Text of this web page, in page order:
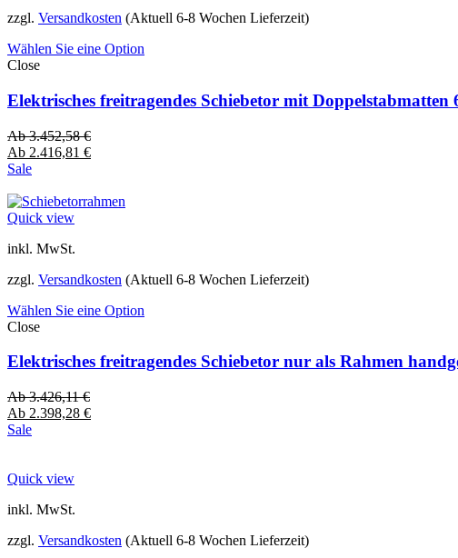
zzgl. Versandkosten (Aktuell 6-8 Wochen Lieferzeit)
Wählen Sie eine Option
Close
Elektrisches freitragendes Schiebetor mit
Ab3.452,58€
Ab 2.416,81 €
Sale
Quick view
inkl. MwSt.
zzgl. Versandkosten (Aktuell 6-8 Wochen Lieferzeit)
Wählen Sie eine Option
Close
Elektrisches freitragendes Schiebetor nur als Rahmen
Ab3.426,11€
Ab 2.398,28 €
Sale
Quick view
inkl. MwSt.
zzgl. Versandkosten (Aktuell 6-8 Wochen Lieferzeit)